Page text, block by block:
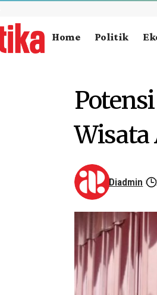
Home Politik
Wisata
Diadmin